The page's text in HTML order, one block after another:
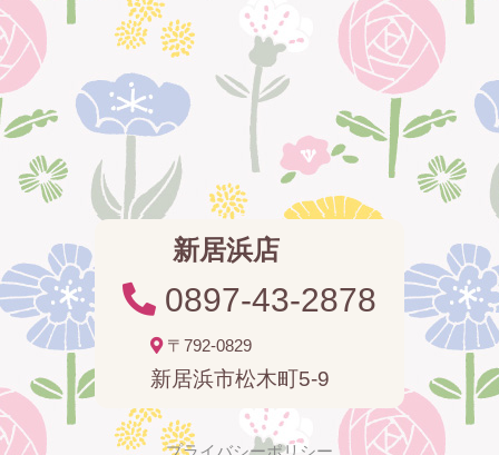
新居浜店
0897-43-2878
〒792-0829
新居浜市松木町5-9